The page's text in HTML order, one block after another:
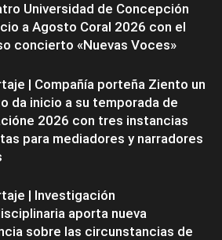
Universidad de Concepción
a Agosto Coral 2026 con el
concierto «Nuevas Voces»
| Compañía porteña Ziento un
da inicio a su temporada de
2026 con tres instancias
para mediadores y narradores
| Investigación
aporta nueva
sobre las circunstancias de